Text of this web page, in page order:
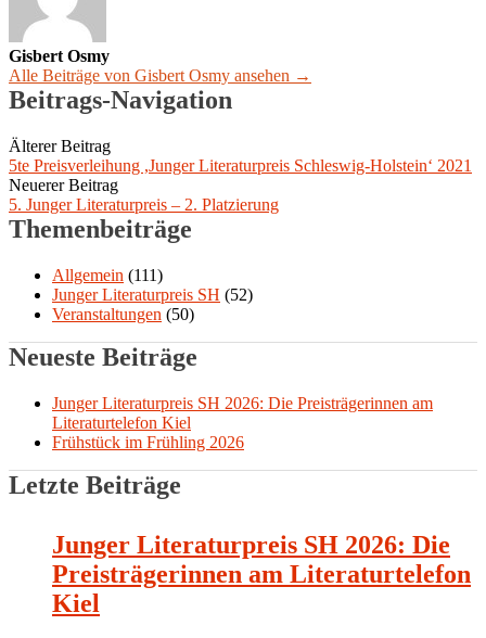
Gisbert Osmy
Alle Beiträge von Gisbert Osmy ansehen →
Beitrags-Navigation
Älterer Beitrag
5te Preisverleihung ,Junger Literaturpreis Schleswig-Holstein‘ 2021
Neuerer Beitrag
5. Junger Literaturpreis – 2. Platzierung
Themenbeiträge
Allgemein (111)
Junger Literaturpreis SH (52)
Veranstaltungen (50)
Neueste Beiträge
Junger Literaturpreis SH 2026: Die Preisträgerinnen am
Literaturtelefon Kiel
Frühstück im Frühling 2026
Letzte Beiträge
Junger Literaturpreis SH 2026: Die
Preisträgerinnen am Literaturtelefon
Kiel